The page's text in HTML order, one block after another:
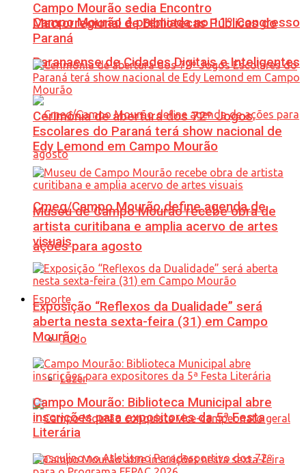
Campo Mourão é premiada no 11º Congresso
Paranaense de Cidades Digitais e Inteligentes
Cmeg/Campo Mourão define agenda de
ações para agosto
Esporte
Tudo
Lazer
Campo Mourão sedia Encontro
Macrorregional de Bibliotecas Públicas do
Paraná
Cerimônia de abertura dos 72º Jogos
Escolares do Paraná terá show nacional de
Edy Lemond em Campo Mourão
Museu de Campo Mourão recebe obra de
artista curitibana e amplia acervo de artes
visuais
Exposição “Reflexos da Dualidade” será
aberta nesta sexta-feira (31) em Campo
Mourão
Campo Mourão: Biblioteca Municipal abre
inscrições para expositores da 5ª Festa
Literária